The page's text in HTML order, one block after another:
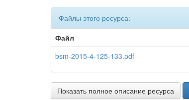
Файлы этого ресурса:
Файл
bsm-2015-4-125-133.pdf
Показать полное описание ресурса